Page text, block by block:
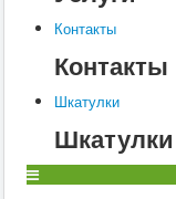
Ветеринария
Заразные
Разведение
Свиньи
Контакты
Контакты
Шкатулки
Шкатулки